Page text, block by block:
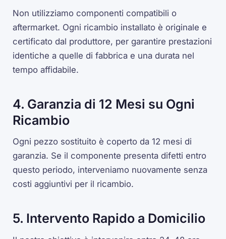
Non utilizziamo componenti compatibili o
aftermarket. Ogni ricambio installato è originale e
certificato dal produttore, per garantire prestazioni
identiche a quelle di fabbrica e una durata nel
tempo affidabile.
4. Garanzia di 12 Mesi su Ogni
Ricambio
Ogni pezzo sostituito è coperto da 12 mesi di
garanzia. Se il componente presenta difetti entro
questo periodo, interveniamo nuovamente senza
costi aggiuntivi per il ricambio.
5. Intervento Rapido a Domicilio